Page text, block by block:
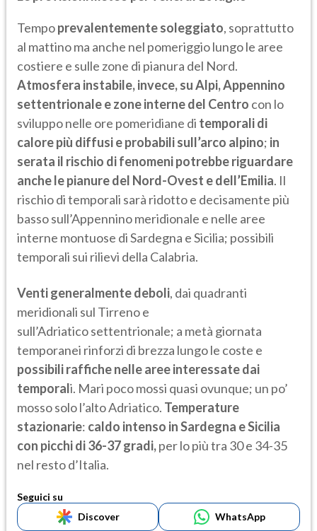
Tempoprevalentemente soleggiato, soprattutto
al mattino ma anche nel pomeriggio lungo le aree
costiere e sulle zone di pianura del Nord.
Atmosfera instabile, invece, su Alpi, Appennino
settentrionale e zone interne del Centro con lo
sviluppo nelle ore pomeridiane di temporali di
calore più diffusi e probabili sull’arco alpino; in
serata il rischio di fenomeni potrebbe riguardare
anche le pianure del Nord-Ovest e dell’Emilia. Il
rischio di temporali sarà ridotto e decisamente più
basso sull’Appennino meridionale e nelle aree
interne montuose di Sardegna e Sicilia; possibili
temporali sui rilievi della Calabria.
Venti generalmente deboli, dai quadranti
meridionali sul Tirreno e
sull’Adriatico settentrionale; a metà giornata
temporanei rinforzi di brezza lungo le coste e
possibili raffiche nelle aree interessate dai
temporali. Mari poco mossi quasi ovunque; un po’
mosso solo l’alto Adriatico. Temperature
stazionarie: caldo intenso in Sardegna e Sicilia
con picchi di 36-37 gradi,per lo più tra 30 e 34-35
nel resto d’Italia.
Seguici su
Discover
WhatsApp